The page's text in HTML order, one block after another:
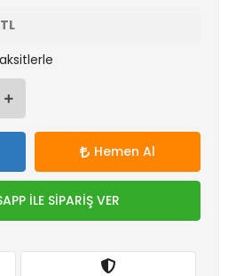
Hemen Al
İLE SİPARİŞ VER